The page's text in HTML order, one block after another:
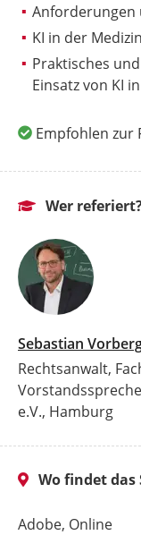
Anforderungen
KI in der
Praktisches
Einsatz von KI
Empfohlen zur
Wer
Sebastian
Rechtsanwalt,
e.V., Hamburg
Wo findet
Adobe, Online